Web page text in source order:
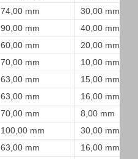
74,00 mm
30,00 mm
90,00 mm
40,00 mm
60,00 mm
20,00 mm
70,00 mm
10,00 mm
63,00 mm
15,00 mm
63,00 mm
16,00 mm
70,00 mm
8,00 mm
100,00 mm
30,00 mm
63,00 mm
16,00 mm